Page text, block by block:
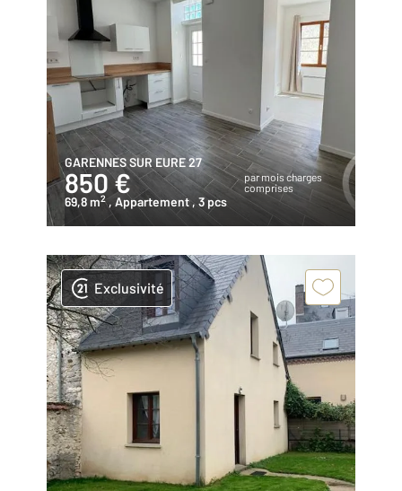
GARENNES SUR EURE 27
850 €
par mois charges
comprises
69,8 m2 , Appartement , 3 pcs
Exclusivité